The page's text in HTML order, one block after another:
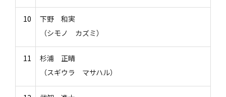
10
下野 和実
（シモノ カズミ）
11
杉浦 正晴
（スギウラ マサハル）